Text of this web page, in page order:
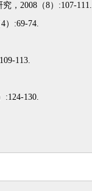
，2008（8）:107-111.
）:69-74.
113.
:124-130.